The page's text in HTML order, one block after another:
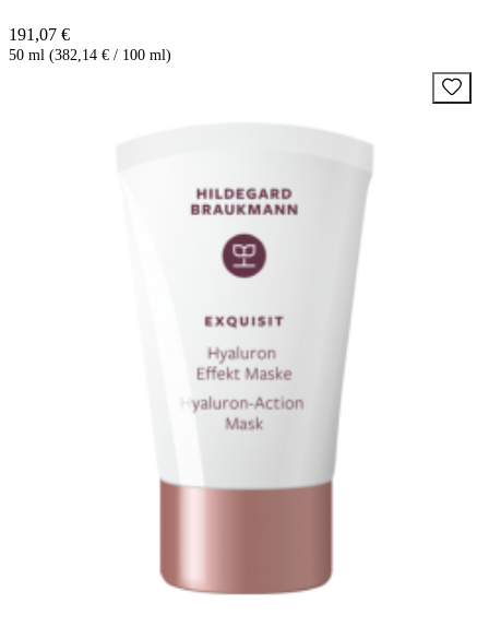
191,07 €
50 ml (382,14 € / 100 ml)